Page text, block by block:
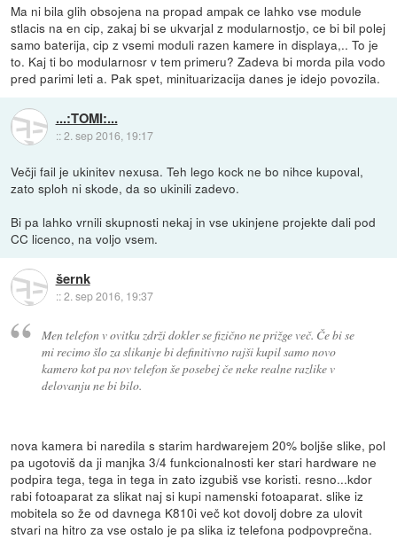
Ma ni bila glih obsojena na propad ampak ce lahko vse module
stlacis na en cip, zakaj bi se ukvarjal z modularnostjo, ce bi bil polej
samo baterija, cip z vsemi moduli razen kamere in displaya,.. To je
to. Kaj ti bo modularnosr v tem primeru? Zadeva bi morda pila vodo
pred parimi leti a. Pak spet, minituarizacija danes je idejo povozila.
...:TOMI:...
::2. sep 2016, 19:17
Večji fail je ukinitev nexusa. Teh lego kock ne bo nihce kupoval,
zato sploh ni skode, da so ukinili zadevo.
Bi pa lahko vrnili skupnosti nekaj in vse ukinjene projekte dali pod
CC licenco, na voljo vsem.
šernk
::2. sep 2016, 19:37
Men telefon v ovitku zdrži dokler se fizično ne prižge več. Če bi se
mi recimo šlo za slikanje bi definitivno rajši kupil samo novo
kamero kot pa nov telefon še posebej če neke realne razlike v
delovanju ne bi bilo.
nova kamera bi naredila s starim hardwarejem 20% boljše slike, pol
pa ugotoviš da ji manjka 3/4 funkcionalnosti ker stari hardware ne
podpira tega, tega in tega in zato izgubiš vse koristi. resno...kdor
rabi fotoaparat za slikat naj si kupi namenski fotoaparat. slike iz
mobitela so že od davnega K810i več kot dovolj dobre za ulovit
stvari na hitro za vse ostalo je pa slika iz telefona podpovprečna.